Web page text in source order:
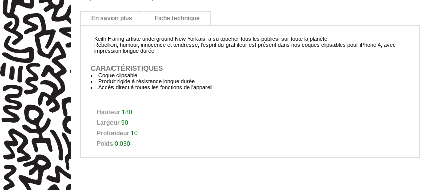
En savoir plus Fiche technique
Keith Haring artiste underground New Yorkais, a su toucher tous les publics, sur toute la planète.
Rébellion, humour, innocence et tendresse, l'esprit du graffiteur est présent dans nos coques clipsables pour iPhone 4, avec
impression longue durée.
CARACTÉRISTIQUES
Coque clipsable
Produit rigide à résistance longue durée
Accès direct à toutes les fonctions de l'appareil
Hauteur 180
Largeur 90
Profondeur 10
Poids 0.030